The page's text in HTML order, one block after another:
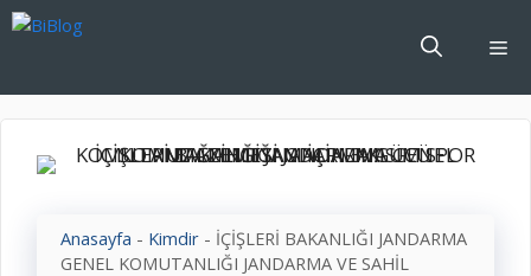
İçeriğe
Anasayfa - Kimdir - İÇİŞLERİ BAKANLIĞI JANDARMA
GENEL KOMUTANLIĞI JANDARMA VE SAHİL